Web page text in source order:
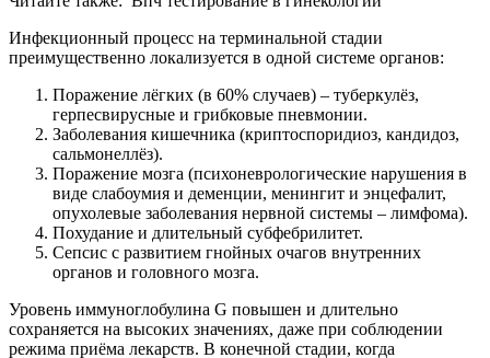
Инфекционный процесс на терминальной стадии
преимущественно локализуется в одной системе органов:
Поражение лёгких (в 60% случаев) – туберкулёз,
герпесвирусные и грибковые пневмонии.
Заболевания кишечника (криптоспоридиоз, кандидоз,
сальмонеллёз).
Поражение мозга (психоневрологические нарушения в
виде слабоумия и деменции, менингит и энцефалит,
опухолевые заболевания нервной системы – лимфома).
Похудание и длительный субфебрилитет.
Сепсис с развитием гнойных очагов внутренних
органов и головного мозга.
Уровень иммуноглобулина G повышен и длительно
сохраняется на высоких значениях, даже при соблюдении
режима приёма лекарств. В конечной стадии, когда